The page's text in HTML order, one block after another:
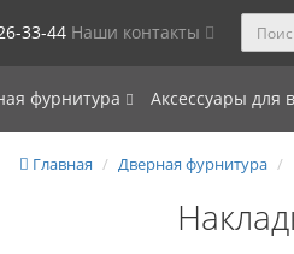
33-44 Наши контакты
фурнитура Аксессуары для
Главная Дверная фурнитура